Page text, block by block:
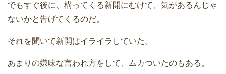
でもすぐ後に、構ってくる新開にむけて、気があるんじゃ
ないかと告げてくるのだ。
それを聞いて新開はイライラしていた。
あまりの嫌味な言われ方をして、ムカついたのもある。